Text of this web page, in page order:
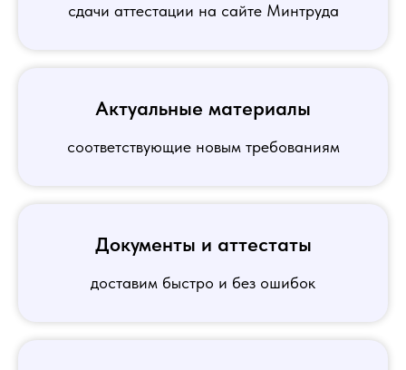
сдачи аттестации на сайте Минтруда
Актуальные материалы
соответствующие новым требованиям
Документы и аттестаты
доставим быстро и без ошибок